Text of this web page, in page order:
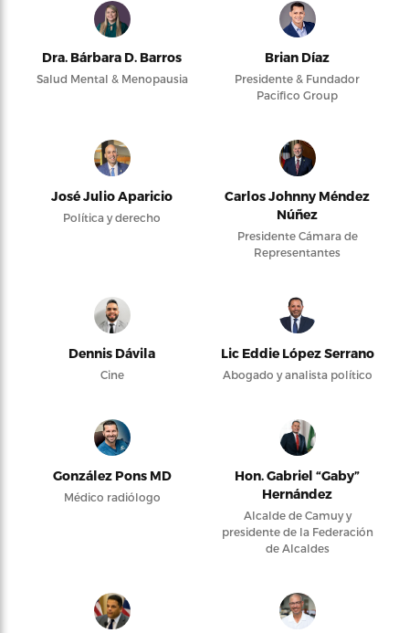
Dra. Bárbara D. Barros
Salud Mental & Menopausia
Brian Díaz
Presidente & Fundador
Pacifico Group
José Julio Aparicio
Política y derecho
Carlos Johnny Méndez
Núñez
Presidente Cámara de
Representantes
Dennis Dávila
Cine
Lic Eddie López Serrano
Abogado y analista político
González Pons MD
Médico radiólogo
Hon. Gabriel “Gaby”
Hernández
Alcalde de Camuy y
presidente de la Federación
de Alcaldes